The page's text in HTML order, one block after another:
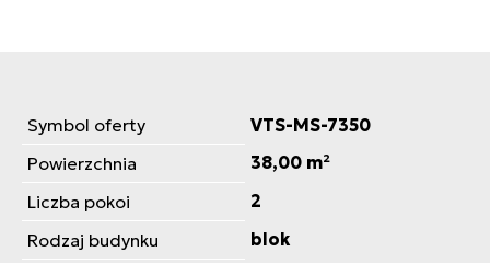
Symbol oferty
VTS-MS-7350
Powierzchnia
38,00 m²
Liczba pokoi
2
Rodzaj budynku
blok